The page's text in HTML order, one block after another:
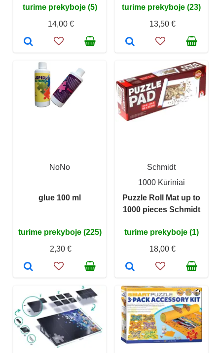
turime prekyboje (5)
14,00 €
turime prekyboje (23)
13,50 €
NoNo
glue 100 ml
turime prekyboje (225)
2,30 €
Schmidt
1000 Kūriniai
Puzzle Roll Mat up to
1000 pieces Schmidt
turime prekyboje (1)
18,00 €